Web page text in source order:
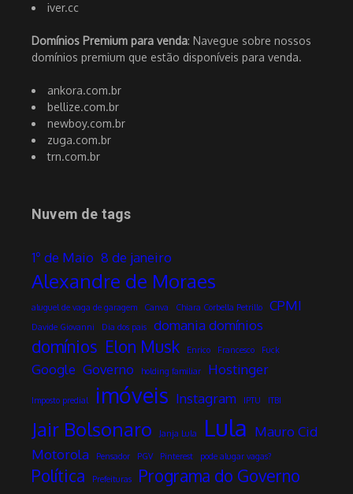
iver.cc
Domínios Premium para venda: Navegue sobre nossos
domínios premium que estão disponíveis para venda.
ankora.com.br
bellize.com.br
newboy.com.br
zuga.com.br
trn.com.br
Nuvem de tags
1º de Maio 8 de janeiro
Alexandre de Moraes
aluguel de vaga de garagem Canva Chiara Corbella Petrillo CPMI
Davide Giovanni Dia dos pais domania domínios
domínios Elon Musk Enrico Francesco Fuck
Google Governo holding familiar Hostinger
Imposto predial imóveis Instagram IPTU ITBI
Jair Bolsonaro Janja Lula Lula Mauro Cid
Motorola
Pensador PGV Pinterest pode alugar vagas?
Política Prefeituras Programa do Governo